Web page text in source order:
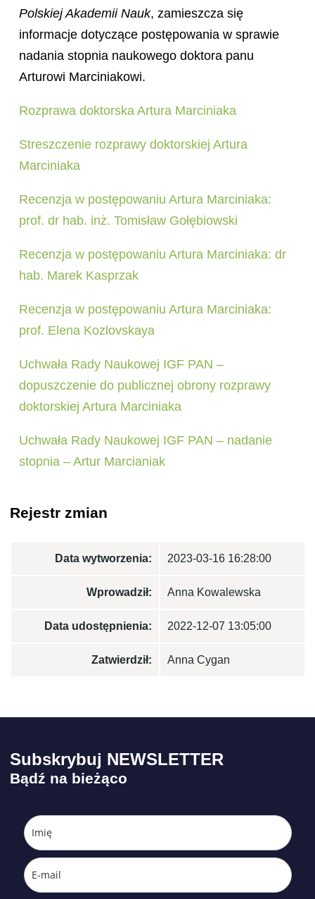
Polskiej Akademii Nauk, zamieszcza się
informacje dotyczące postępowania w sprawie
nadania stopnia naukowego doktora panu
Arturowi Marciniakowi.
Rozprawa doktorska Artura Marciniaka
Streszczenie rozprawy doktorskiej Artura
Marciniaka
Recenzja w postępowaniu Artura Marciniaka:
prof. dr hab. inż. Tomisław Gołębiowski
Recenzja w postępowaniu Artura Marciniaka: dr
hab. Marek Kasprzak
Recenzja w postępowaniu Artura Marciniaka:
prof. Elena Kozlovskaya
Uchwała Rady Naukowej IGF PAN –
dopuszczenie do publicznej obrony rozprawy
doktorskiej Artura Marciniaka
Uchwała Rady Naukowej IGF PAN – nadanie
stopnia – Artur Marcianiak
Rejestr zmian
Data wytworzenia: 2023-03-16 16:28:00
Wprowadził: Anna Kowalewska
Data udostępnienia: 2022-12-07 13:05:00
Zatwierdził: Anna Cygan
Subskrybuj NEWSLETTER
Bądź na bieżąco